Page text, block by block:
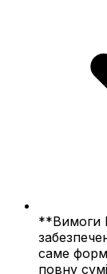
**Вимоги
саме
повну